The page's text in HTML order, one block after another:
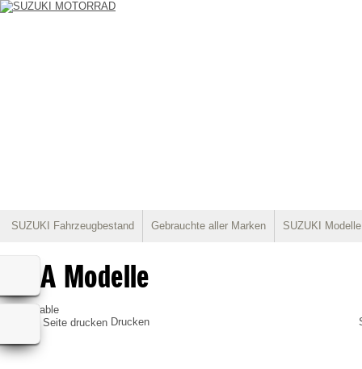
SUZUKI Fahrzeugbestand Gebrauchte aller Marken SUZUKI Modelle
BETA Modelle
not available
Drucken